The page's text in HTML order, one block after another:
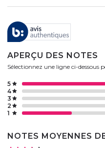
APERÇU DES NOTES
Sélectionnez une ligne ci-dessous
1
2
3
4
5
NOTES MOYENNES